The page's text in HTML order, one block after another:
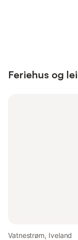
Feriehus og
Vatnestrøm, Iveland